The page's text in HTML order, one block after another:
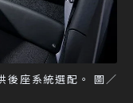
後座系統選配。 圖／